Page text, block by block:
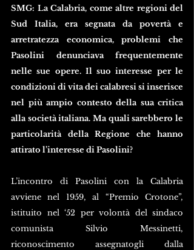
SMG: La Calabria, come altre regioni del
Sud Italia, era segnata da povertà e
arretratezza economica, problemi che
Pasolini denunciava frequentemente
nelle sue opere. Il suo interesse per le
condizioni di vita dei calabresi si inserisce
nel più ampio contesto della sua critica
alla società italiana. Ma quali sarebbero le
particolarità della Regione che hanno
attirato l’interesse di Pasolini?
L’incontro di Pasolini con la Calabria
avviene nel 1959, al “Premio Crotone”,
istituito nel ‘52 per volontà del sindaco
comunista Silvio Messinetti,
riconoscimento assegnatogli dalla